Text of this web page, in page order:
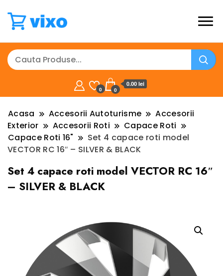
0 0
0.00 lei
Acasa Accesorii Autoturisme
Accesorii
Exterior
Accesorii Roti
Capace Roti
Capace Roti 16"
Set 4 capace roti model
VECTOR RC 16″ – SILVER & BLACK
Set 4 capace roti model VECTOR RC 16″
– SILVER & BLACK